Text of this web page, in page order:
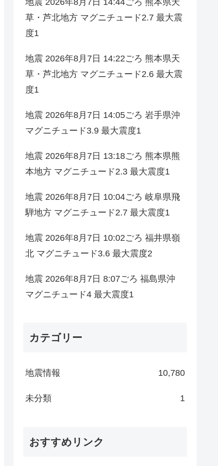
地震 2026年8月7日 14:44ごろ 熊本県天
草・芦北地方 マグニチュード2.7 最大震
度1
地震 2026年8月7日 14:22ごろ 熊本県天
草・芦北地方 マグニチュード2.6 最大震
度1
地震 2026年8月7日 14:05ごろ 岩手県沖
マグニチュード3.9 最大震度1
地震 2026年8月7日 13:18ごろ 熊本県熊
本地方 マグニチュード2.3 最大震度1
地震 2026年8月7日 10:04ごろ 岐阜県飛
騨地方 マグニチュード2.7 最大震度1
地震 2026年8月7日 10:02ごろ 福井県嶺
北 マグニチュード3.6 最大震度2
地震 2026年8月7日 8:07ごろ 福島県沖
マグニチュード4 最大震度1
カテゴリー
地震情報 10,780
未分類 1
おすすめリンク